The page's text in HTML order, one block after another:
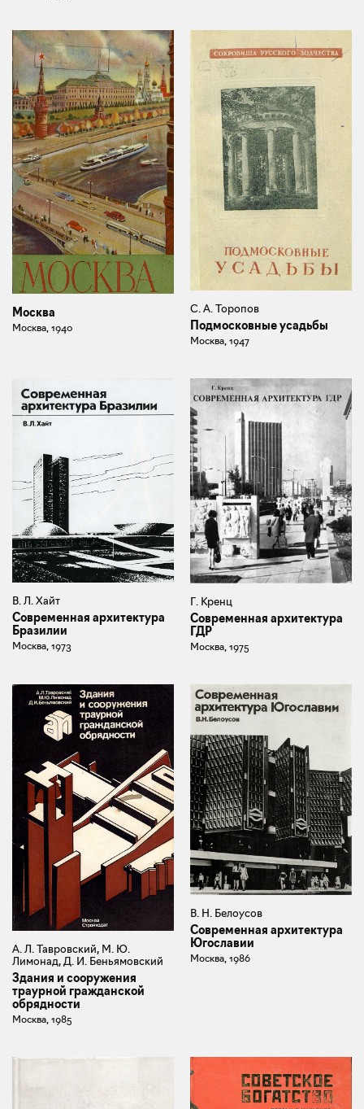
Москва
Москва, 1940
С. А. Торопов
Подмосковные усадьбы
Москва, 1947
В. Л. Хайт
Современная архитектура
Бразилии
Москва, 1973
Г. Кренц
Современная архитектура
ГДР
Москва, 1975
А. Л. Тавровский, М. Ю.
Лимонад, Д. И. Беньямовский
Здания и сооружения
траурной гражданской
обрядности
Москва, 1985
В. Н. Белоусов
Современная архитектура
Югославии
Москва, 1986